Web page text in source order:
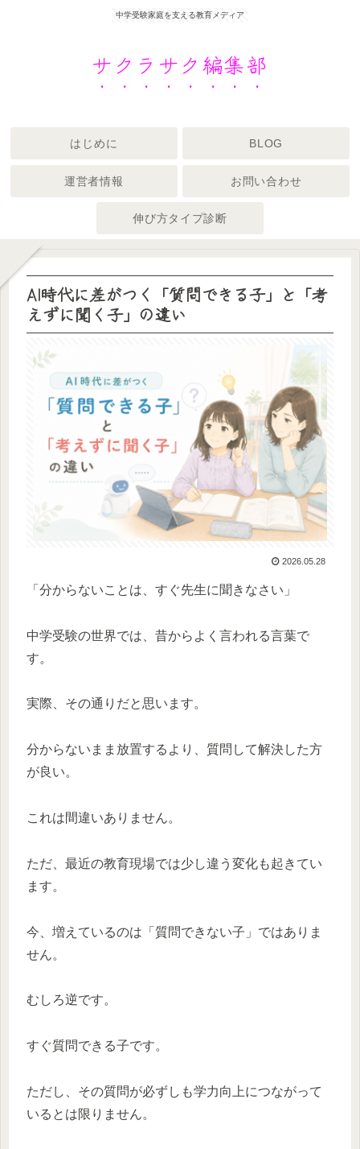
中学受験家庭を支える教育メディア
サクラサク編集部
はじめに BLOG
運営者情報 お問い合わせ
伸び方タイプ診断
AI時代に差がつく「質問できる子」と「考
えずに聞く子」の違い
2026.05.28
「分からないことは、すぐ先生に聞きなさい」
中学受験の世界では、昔からよく言われる言葉で
す。
実際、その通りだと思います。
分からないまま放置するより、質問して解決した方
が良い。
これは間違いありません。
ただ、最近の教育現場では少し違う変化も起きてい
ます。
今、増えているのは「質問できない子」ではありま
せん。
むしろ逆です。
すぐ質問できる子です。
ただし、その質問が必ずしも学力向上につながって
いるとは限りません。